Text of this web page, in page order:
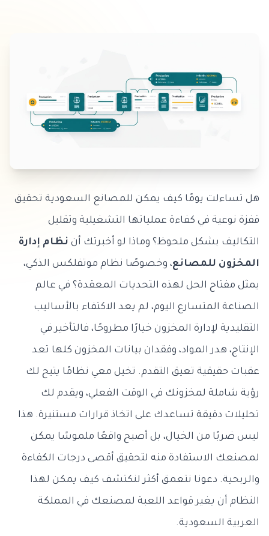
هل تساءلت يومًا كيف يمكن للمصانع السعودية تحقيق
قفزة نوعية في كفاءة عملياتها التشغيلية وتقليل
التكاليف بشكل ملحوظ؟ وماذا لو أخبرتك أن نظام إدارة
المخزون للمصانع، وخصوصًا نظام موتفلكس الذكي،
يمثل مفتاح الحل لهذه التحديات المعقدة؟ في عالم
الصناعة المتسارع اليوم، لم يعد الاكتفاء بالأساليب
التقليدية لإدارة المخزون خيارًا مطروحًا، فالتأخير في
الإنتاج، هدر المواد، وفقدان بيانات المخزون كلها تعد
عقبات حقيقية تعيق التقدم. تخيل معي نظامًا يتيح لك
رؤية شاملة لمخزونك في الوقت الفعلي، ويقدم لك
تحليلات دقيقة تساعدك على اتخاذ قرارات مستنيرة. هذا
ليس ضربًا من الخيال، بل أصبح واقعًا ملموسًا يمكن
لمصنعك الاستفادة منه لتحقيق أقصى درجات الكفاءة
والربحية. دعونا نتعمق أكثر لنكتشف كيف يمكن لهذا
النظام أن يغير قواعد اللعبة لمصنعك في المملكة
العربية السعودية.